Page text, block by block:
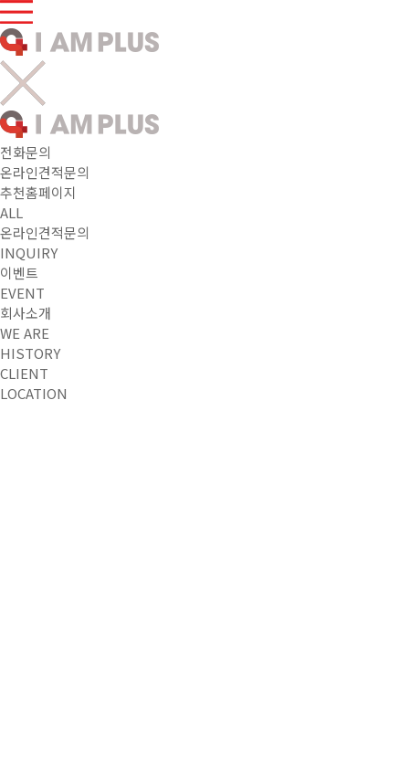
전화문의
온라인견적문의
추천홈페이지
ALL
온라인견적문의
INQUIRY
이벤트
EVENT
회사소개
WE ARE
HISTORY
CLIENT
LOCATION